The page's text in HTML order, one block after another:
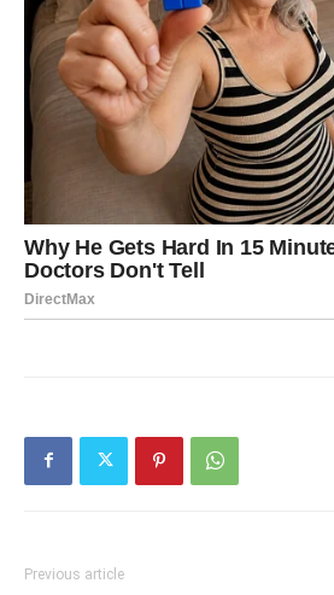
Previous article